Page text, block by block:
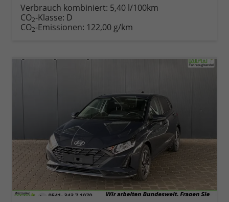
Verbrauch kombiniert: 5,40 l/100km
CO2-Klasse: D
CO2-Emissionen: 122,00 g/km